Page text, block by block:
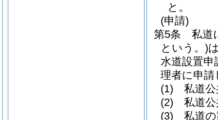
と。
(申請)
第5条
私道
という。)
水道設置申
理者に申
(1)
私道
(2)
私道
(3)
私道